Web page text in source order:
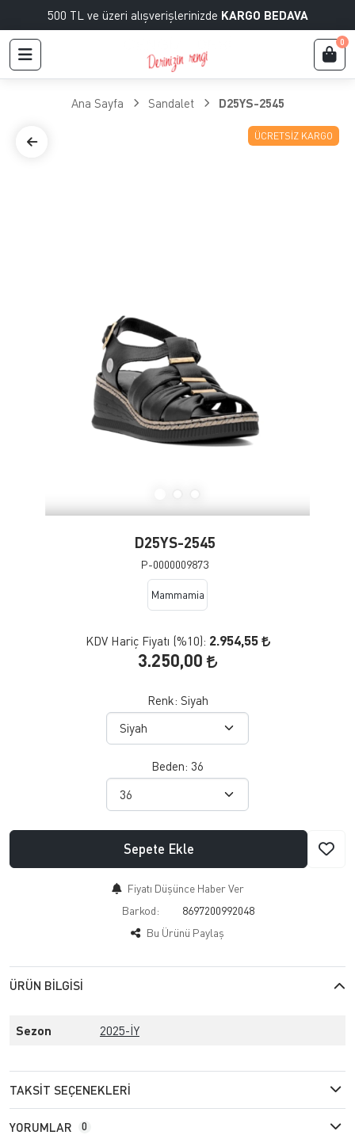
500 TL ve üzeri alışverişlerinizde KARGO BEDAVA
0
Ana Sayfa Sandalet D25YS-2545
ÜCRETSIZ KARGO
D25YS-2545
P-0000009873
Mammamia
KDV Hariç Fiyatı (%10): 2.954,55
3.250,00
Renk: Siyah
Beden: 36
Sepete Ekle
Fiyatı Düşünce Haber Ver
Barkod:
8697200992048
Bu Ürünü Paylaş
ÜRÜN BILGISI
Sezon 2025-İY
TAKSIT SEÇENEKLERI
YORUMLAR 0